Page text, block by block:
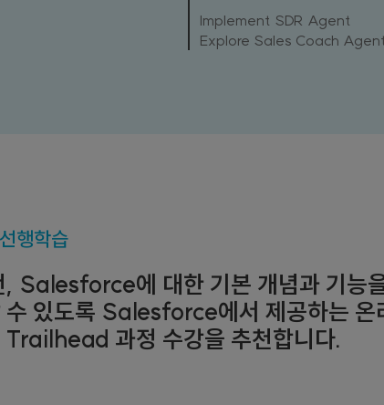
Implement SDR Agent
Explore Sales Coach Agent
행학습
, Salesforce에 대한 기본 개념과 기능
수 있도록 Salesforce에서 제공하는 온
Trailhead 과정 수강을 추천합니다.